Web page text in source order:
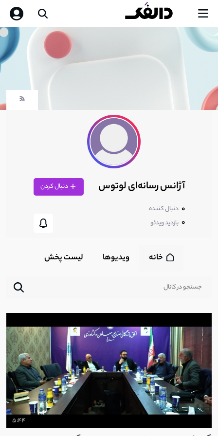
آژانس رسانه‌ای لوتوس دنبال کردن
0 دنبال کننده
0 بازدید ویدئو
خانه ویدیوها لیست پخش‌
5:44